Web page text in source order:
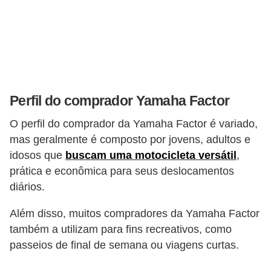
Perfil do comprador Yamaha Factor
O perfil do comprador da Yamaha Factor é variado,
mas geralmente é composto por jovens, adultos e
idosos que buscam uma motocicleta versátil ,
prática e econômica para seus deslocamentos
diários.
Além disso, muitos compradores da Yamaha Factor
também a utilizam para fins recreativos, como
passeios de final de semana ou viagens curtas.